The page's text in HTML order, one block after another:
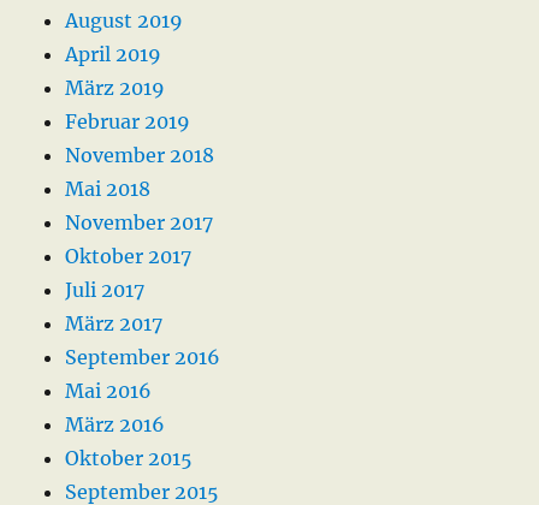
August 2019
April 2019
März 2019
Februar 2019
November 2018
Mai 2018
November 2017
Oktober 2017
Juli 2017
März 2017
September 2016
Mai 2016
März 2016
Oktober 2015
September 2015